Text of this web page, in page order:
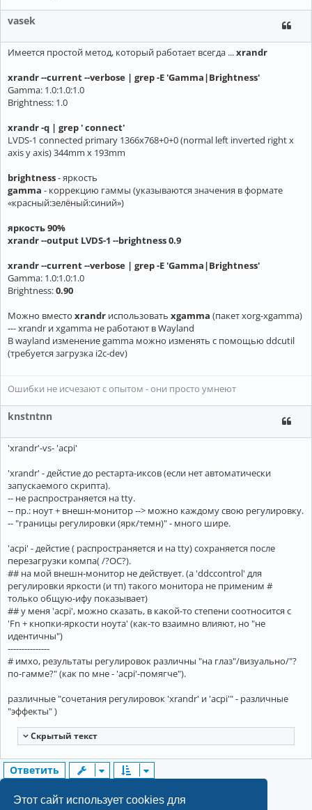
Этот сайт использует cookies для
vasek
Имеется простой метод, который работает всегда ...xrandr
xrandr --current --verbose | grep -E 'Gamma|Brightness'
Gamma: 1.0:1.0:1.0
Brightness: 1.0
xrandr -q | grep ' connect'
LVDS-1 connected primary 1366x768+0+0 (normal left inverted right x
axis y axis) 344mm x 193mm
brightness- яркость
gamma - коррекцию гаммы (указываются значения в формате
«красный:зелёный:синий»)
яркость 90%
xrandr --output LVDS-1 --brightness 0.9
xrandr --current --verbose | grep -E 'Gamma|Brightness'
Gamma: 1.0:1.0:1.0
Brightness:0.90
Можно вместо xrandr использовать xgamma (пакет xorg-xgamma)
--- xrandr и xgamma не работают в Wayland
В wayland изменение gamma можно изменять с помощью ddcutil
(требуется загрузка i2c-dev)
Ошибки не исчезают с опытом - они просто умнеют
knstntnn
'xrandr'-vs- 'acpi'
'xrandr' - дейстие до рестарта-иксов (если нет автоматически
запускаемого скрипта).
-- не распространяется на tty.
-- пр.: ноут + внешн-монитор --> можно каждому свою регулировку.
-- "границы регулировки (ярк/темн)" - много шире.
'acpi' - дейстие ( распространяется и на tty) сохраняется после
перезагрузки компа( /?ОС?).
## на мой внешн-монитор не действует. (а 'ddccontrol' для
регулировки яркости (и тп) такого монитора не применим #
только общую-ифу показывает)
## у меня 'acpi', можно сказать, в какой-то степени соотносится с
'Fn + кнопки-яркости ноута' (как-то взаимно влияют, но "не
идентичны")
---------------
# имхо, результаты регулировок различны "на глаз"/визуально/"?
по-гамме?" (как по мне - 'acpi'-помягче").
различные "сочетания регулировок 'xrandr' и 'acpi'" - различные
"эффекты" )
Cкрытый текст
Ответить